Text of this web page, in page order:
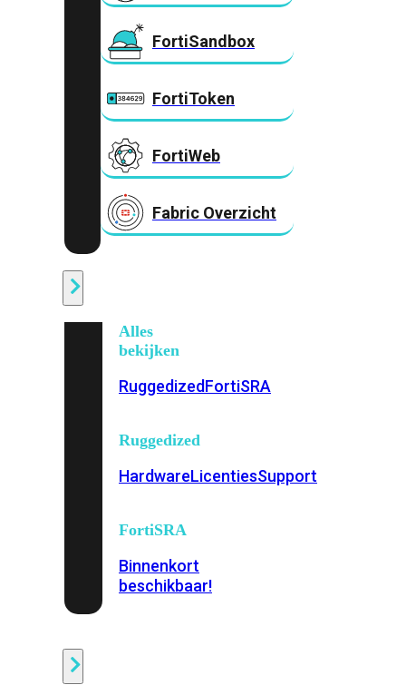
FortiSandbox
FortiToken
FortiWeb
Fabric Overzicht
Alles
bekijken
RuggedizedFortiSRA
Ruggedized
HardwareLicentiesSupport
FortiSRA
Binnenkort
beschikbaar!